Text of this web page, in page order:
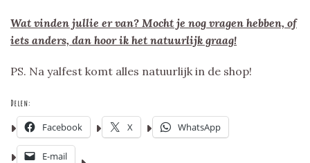
Wat vinden jullie er van? Mocht je nog vragen hebben, of
iets anders, dan hoor ik het natuurlijk graag!
PS. Na yalfest komt alles natuurlijk in de shop!
Delen:
Facebook X WhatsApp
E-mail